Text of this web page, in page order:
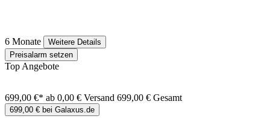
6 Monate
Weitere Details
Preisalarm setzen
Top Angebote
699,00 €* ab 0,00 € Versand 699,00 € Gesamt
699,00 € bei Galaxus.de